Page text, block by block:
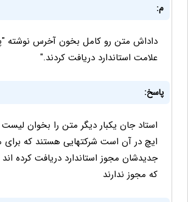
م:
داداش متن رو کامل بخون آخرس نوشته
علامت استاندارد دریافت کردند."
پاسخ:
استاد جان یکبار دیگر متن را بخوان
ایچ در آن است شرکتهایی هستند که
جدیدشان مجوز استاندارد دریافت کرده
که مجوز ندارند